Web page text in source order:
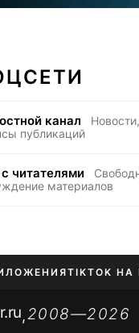
канал
публикаций
читателями
материалов
TIKTOK НА
STORE
,2008—2026